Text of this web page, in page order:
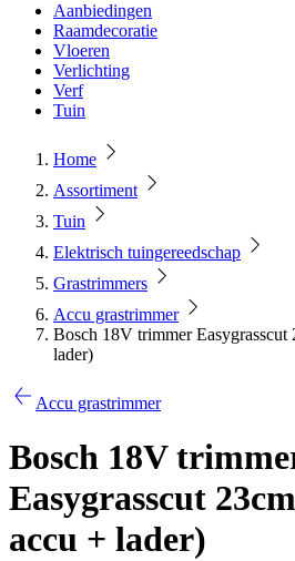
Aanbiedingen
Raamdecoratie
Vloeren
Verlichting
Verf
Tuin
Home
Assortiment
Tuin
Elektrisch tuingereedschap
Grastrimmers
Accu grastrimmer
Bosch 18V trimmer
lader)
Accu grastrimmer
Bosch 18V
Easygrasscut
accu + lader)